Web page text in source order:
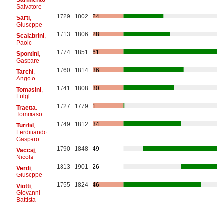
Salvatore
Sarti,
Giuseppe
1729 1802 24
Scalabrini,
Paolo
1713 1806 28
Spontini,
Gaspare
1774 1851 61
Tarchi,
Angelo
1760 1814 36
Tomasini,
Luigi
1741 1808 30
Traetta
Tommaso
1727 1779 1
Turrini,
Ferdinando
Gasparo
1749 1812 34
Vaccaj,
Nicola
1790 1848 49
Verdi,
Giuseppe
1813 1901 26
Viotti,
Giovanni
Battista
1755 1824 46